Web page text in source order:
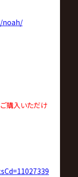
noah/
購入いただけ